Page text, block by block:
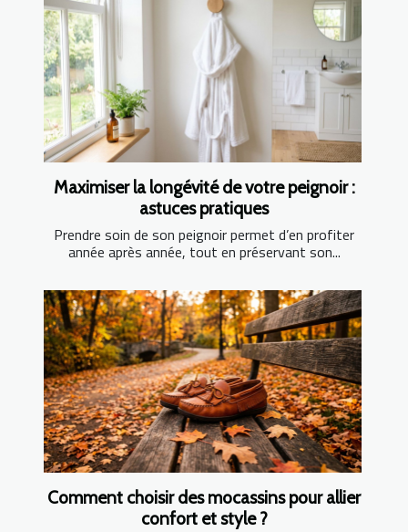
Maximiser la longévité de votre peignoir :
astuces pratiques
Prendre soin de son peignoir permet d’en profiter
année après année, tout en préservant son...
Comment choisir des mocassins pour allier
confort et style ?